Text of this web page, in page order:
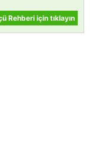
Rehberi için tıklayın